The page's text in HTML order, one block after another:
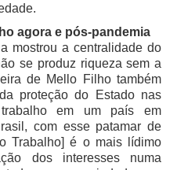
Contratações e Aquisições
de Inteligência
Gênero e Diversidade
Avaliação Documental
agora e pós-pandemia
mostrou a centralidade do
se produz riqueza sem a
de Mello Filho também
proteção do Estado nas
em um país em
com esse patamar de
Trabalho] é o mais lídimo
dos interesses numa